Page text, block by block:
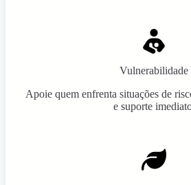
Vulnerabilidade
Apoie quem enfrenta situações de
e suporte